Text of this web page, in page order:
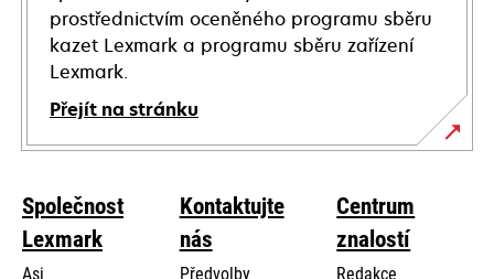
prostřednictvím oceněného programu sběru
kazet Lexmark a programu sběru zařízení
Lexmark.
Přejít na stránku
Společnost
Lexmark
Asi
Kontaktujte
nás
Předvolby
Centrum
znalostí
Redakce